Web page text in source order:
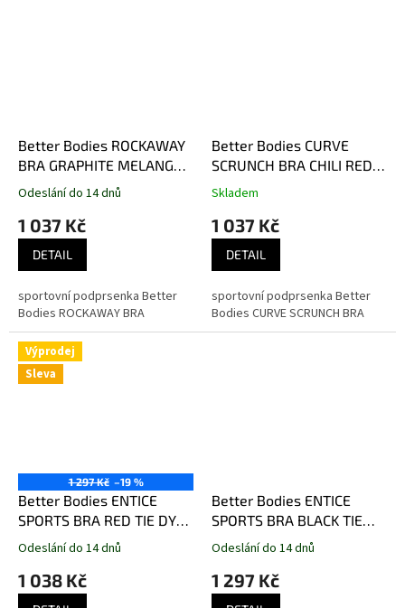
Better Bodies ROCKAWAY
BRA GRAPHITE MELANGE –
sportovní podprsenka
Odeslání do 14 dnů
1 037 Kč
DETAIL
sportovní podprsenka Better
Bodies ROCKAWAY BRA
Better Bodies CURVE
SCRUNCH BRA CHILI RED
MELANGE – sportovní
červená
Skladem
1 037 Kč
DETAIL
sportovní podprsenka Better
Bodies CURVE SCRUNCH BRA
Výprodej
Sleva
1 297 Kč –19 %
Better Bodies ENTICE
SPORTS BRA RED TIE DYE
– sportovní podprsenka
červená
Odeslání do 14 dnů
1 038 Kč
Better Bodies ENTICE
SPORTS BRA BLACK TIE
DYE – sportovní
mramorová černá
Odeslání do 14 dnů
1 297 Kč